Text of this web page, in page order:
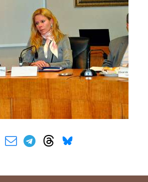
Social Media